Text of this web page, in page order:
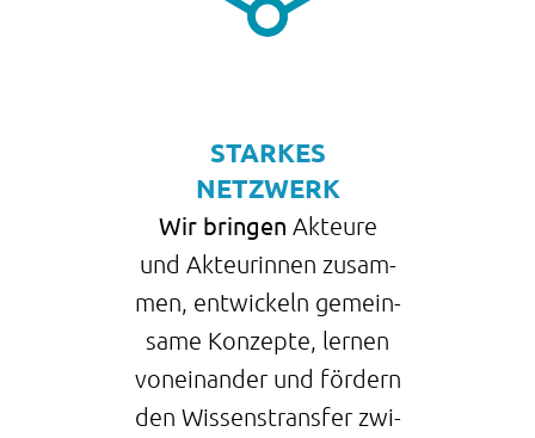
STARKES
NETZWERK
Wir bringen Akteure
und Akteurinnen zusam-
men, entwickeln gemein-
same Konzepte, lernen
voneinander und fördern
den Wissenstransfer zwi-